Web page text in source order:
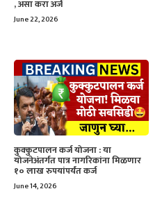
, असा करा अर्ज
June 22, 2026
कुक्कुटपालन कर्ज योजना : या
योजनेअंतर्गत पात्र नागरिकांना मिळणार
१० लाख रुपयांपर्यंत कर्ज
June 14, 2026